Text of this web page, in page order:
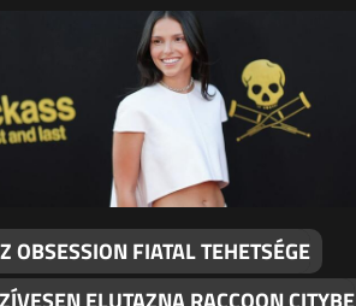
OBSESSION FIATAL TEHETSÉGE